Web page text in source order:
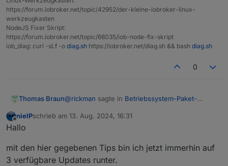
https://forum.iobroker.net/topic/42952/der-kleine-iobroker-linux-
werkzeugkasten
NodeJS Fixer Skript:
https://forum.iobroker.net/topic/68035/iob-node-fix-skript
iob_diag: curl -sLf -o diag.sh https://iobroker.net/diag.sh && bash diag.sh
0
Thomas Braun@rickman sagte in Betriebssystem-Paket-
Dann spiel die Updates ein, haste Ruh.
Offline
nieIPschrieb am 13. Aug. 2024, 16:31
zuletzt editiert von
Hallo
mit den hier gegebenen Tips bin ich jetzt immerhin auf
3 verfügbare Updates runter.